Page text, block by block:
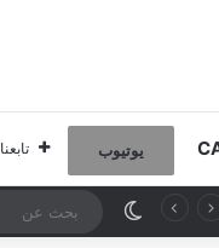
يوتيوب تابعنا
الوضع المظلم